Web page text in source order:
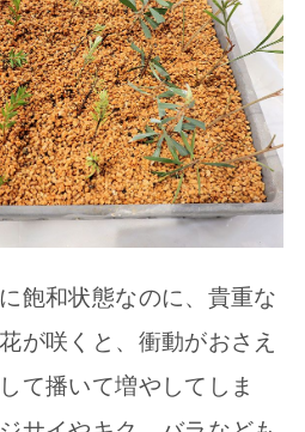
飽和状態なのに、貴重な
が咲くと、衝動がおさえ
て播いて増やしてしま